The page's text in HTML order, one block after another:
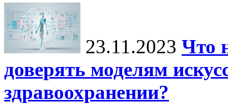
23.11.2023 Что
доверять моделям
здравоохранении?